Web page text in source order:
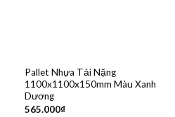
Pallet Nhựa Tải Nặng
1100x1100x150mm Màu Xanh
Dương
565.000₫